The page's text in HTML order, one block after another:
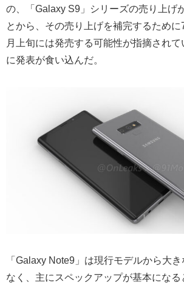
の、「Galaxy S9」シリーズの売り上げ
とから、その売り上げを補完するため
月上旬には発売する可能性が指摘されて
に発表が食い込んだ。
「Galaxy Note9」は現行モデルから大
なく、主にスペックアップが基本にな